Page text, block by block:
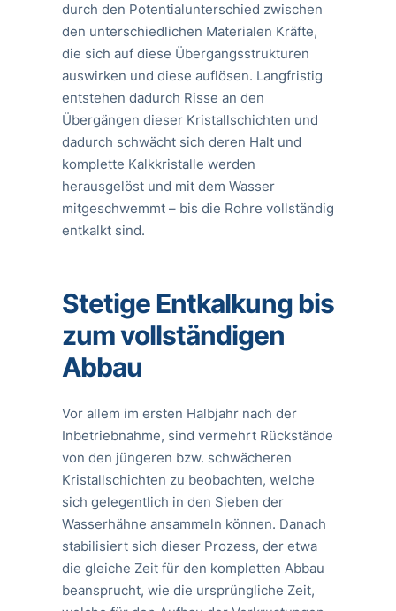
durch den Potentialunterschied zwischen
den unterschiedlichen Materialen Kräfte,
die sich auf diese Übergangsstrukturen
auswirken und diese auflösen. Langfristig
entstehen dadurch Risse an den
Übergängen dieser Kristallschichten und
dadurch schwächt sich deren Halt und
komplette Kalkkristalle werden
herausgelöst und mit dem Wasser
mitgeschwemmt – bis die Rohre vollständig
entkalkt sind.
Stetige Entkalkung bis
zum vollständigen
Abbau
Vor allem im ersten Halbjahr nach der
Inbetriebnahme, sind vermehrt Rückstände
von den jüngeren bzw. schwächeren
Kristallschichten zu beobachten, welche
sich gelegentlich in den Sieben der
Wasserhähne ansammeln können. Danach
stabilisiert sich dieser Prozess, der etwa
die gleiche Zeit für den kompletten Abbau
beansprucht, wie die ursprüngliche Zeit,